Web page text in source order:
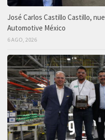
José Carlos Castillo Castillo,
Automotive México
6 AGO, 2026